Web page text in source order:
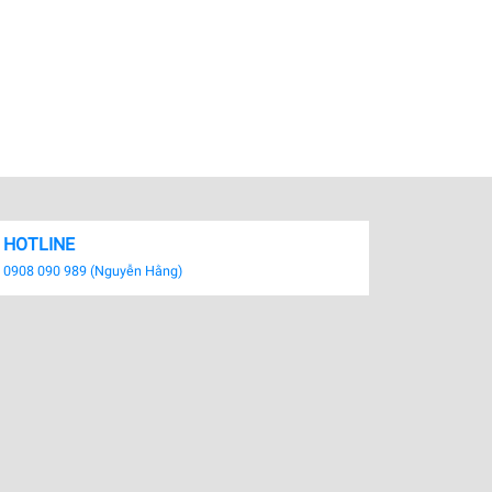
HOTLINE
0908 090 989 (Nguyễn Hằng)